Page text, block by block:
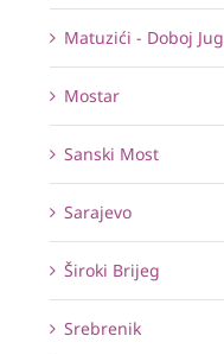
Matuzići - Doboj Jug
Mostar
Sanski Most
Sarajevo
Široki Brijeg
Srebrenik